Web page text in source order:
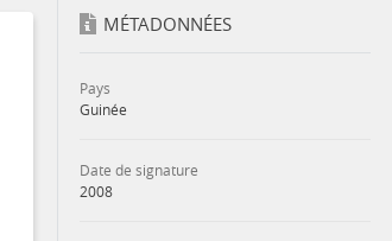
MÉTADONNÉES
Pays
Guinée
Date de signature
2008